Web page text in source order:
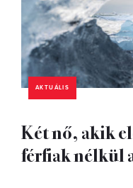
AKTUÁLIS
Két nő, akik
férfiak nélkül